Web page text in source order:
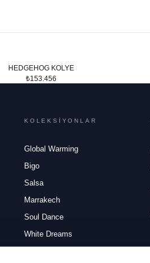
HEDGEHOG KOLYE
₺153.456
KOLEKSİYONLAR
Global Warming
Bigo
Salsa
Marrakech
Soul Dance
White Dreams